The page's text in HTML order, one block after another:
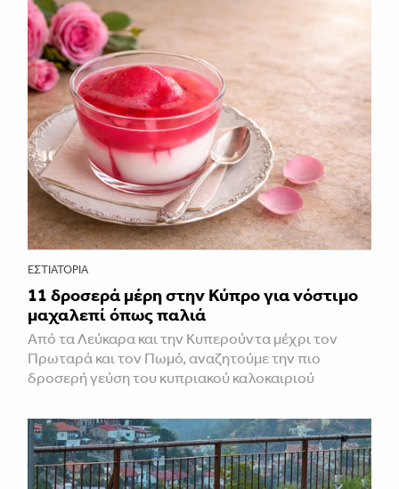
ΕΣΤΙΑΤΌΡΙΑ
11 δροσερά μέρη στην Κύπρο για νόστιμο
μαχαλεπί όπως παλιά
Από τα Λεύκαρα και την Κυπερούντα μέχρι τον
Πρωταρά και τον Πωμό, αναζητούμε την πιο
δροσερή γεύση του κυπριακού καλοκαιριού